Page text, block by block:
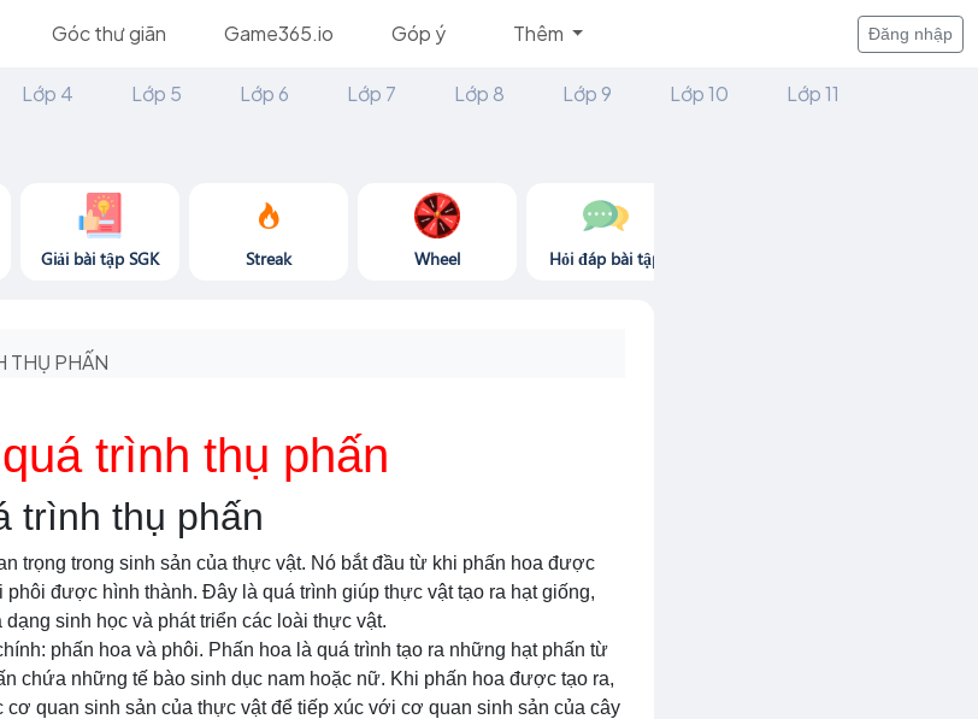
Góc thư giãn Game365.io Góp ý Thêm Đăng nhập
Lớp 4 Lớp 5 Lớp 6 Lớp 7 Lớp 8 Lớp 9 Lớp 10
Lớp 11
Giải bài tập SGK Streak Wheel Hỏi đáp bài tập
THỤ PHẤN
trình thụ phấn
trình thụ phấn
trọng trong sinh sản của thực vật. Nó bắt đầu từ khi phấn hoa được
được hình thành. Đây là quá trình giúp thực vật tạo ra hạt giống,
sinh học và phát triển các loài thực vật.
phấn hoa và phôi. Phấn hoa là quá trình tạo ra những hạt phấn từ
chứa những tế bào sinh dục nam hoặc nữ. Khi phấn hoa được tạo ra,
quan sinh sản của thực vật để tiếp xúc với cơ quan sinh sản của cây